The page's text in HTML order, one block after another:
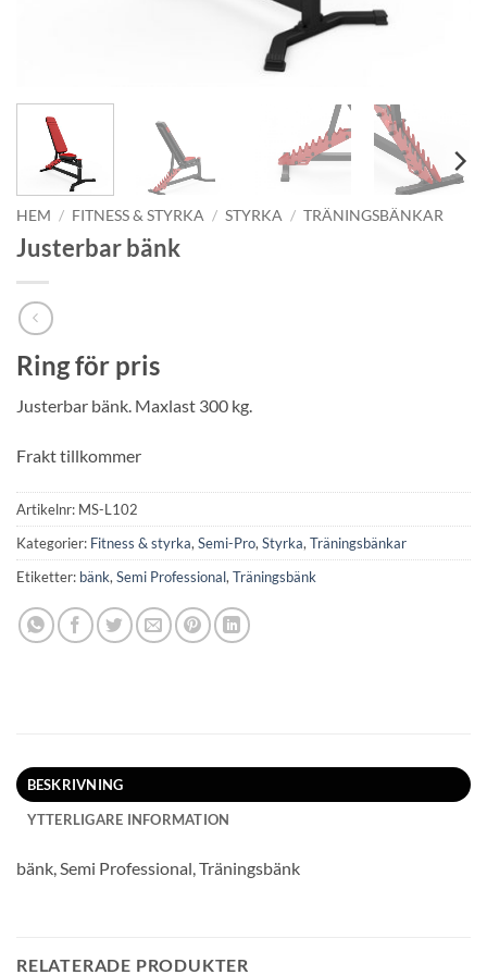
HEM / FITNESS & STYRKA / STYRKA / TRÄNINGSBÄNKAR
Justerbar bänk
Ring för pris
Justerbar bänk. Maxlast 300 kg.
Frakt tillkommer
Artikelnr: MS-L102
Kategorier: Fitness & styrka, Semi-Pro, Styrka, Träningsbänkar
Etiketter: bänk, Semi Professional, Träningsbänk
BESKRIVNING
YTTERLIGARE INFORMATION
bänk, Semi Professional, Träningsbänk
RELATERADE PRODUKTER